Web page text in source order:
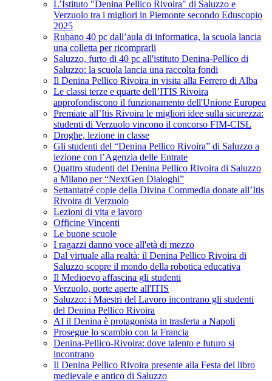
L’Istituto "Denina Pellico Rivoira" di Saluzzo e
Verzuolo tra i migliori in Piemonte secondo Eduscopio
2025
Rubano 40 pc dall’aula di informatica, la scuola lancia
una colletta per ricomprarli
Saluzzo, furto di 40 pc all'istituto Denina-Pellico di
Saluzzo: la scuola lancia una raccolta fondi
Il Denina Pellico Rivoira in visita alla Ferrero di Alba
Le classi terze e quarte dell’ITIS Rivoira
approfondiscono il funzionamento dell'Unione Europea
Premiate all’Itis Rivoira le migliori idee sulla sicurezza:
studenti di Verzuolo vincono il concorso FIM-CISL
Droghe, lezione in classe
Gli studenti del “Denina Pellico Rivoira” di Saluzzo a
lezione con l’Agenzia delle Entrate
Quattro studenti del Denina Pellico Rivoira di Saluzzo
a Milano per “NextGen Dialoghi”
Settantatré copie della Divina Commedia donate all’Itis
Rivoira di Verzuolo
Lezioni di vita e lavoro
Officine Vincenti
Le buone scuole
I ragazzi danno voce all'età di mezzo
Dal virtuale alla realtà: il Denina Pellico Rivoira di
Saluzzo scopre il mondo della robotica educativa
Il Medioevo affascina gli studenti
Verzuolo, porte aperte all'ITIS
Saluzzo: i Maestri del Lavoro incontrano gli studenti
del Denina Pellico Rivoira
AI il Denina è protagonista in trasferta a Napoli
Prosegue lo scambio con la Francia
Denina-Pellico-Rivoira: dove talento e futuro si
incontrano
Il Denina Pellico Rivoira presente alla Festa del libro
medievale e antico di Saluzzo